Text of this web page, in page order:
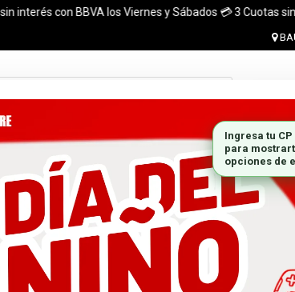
con BBVA los Viernes y Sábados 💳 3 Cuotas sin
GABINETES PLACAS DE VIDEO
en el dia (CABA y Al rededores) Acreditando tu
A TODO EL PAÍS CON LA COMPRA DE UNA